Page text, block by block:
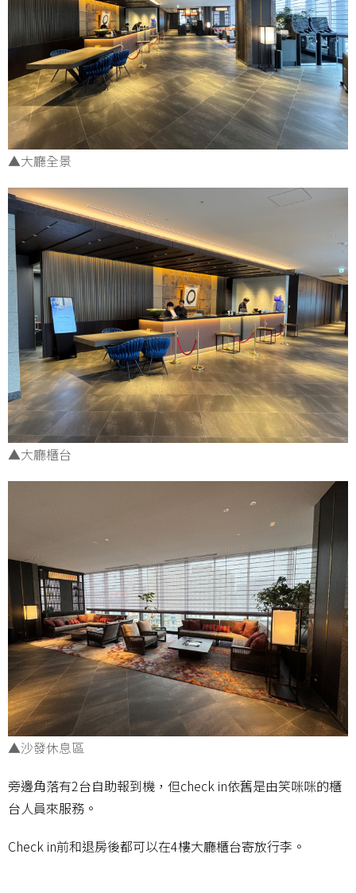
▲大廳全景
▲大廳櫃台
▲沙發休息區
旁邊角落有2台自助報到機，但check in依舊是由笑咪咪的櫃
台人員來服務。
Check in前和退房後都可以在4樓大廳櫃台寄放行李。